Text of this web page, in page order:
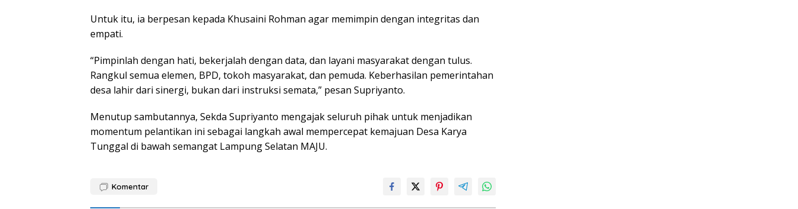
Untuk itu, ia berpesan kepada Khusaini Rohman agar memimpin dengan integritas dan
empati.
“Pimpinlah dengan hati, bekerjalah dengan data, dan layani masyarakat dengan tulus.
Rangkul semua elemen, BPD, tokoh masyarakat, dan pemuda. Keberhasilan pemerintahan
desa lahir dari sinergi, bukan dari instruksi semata,” pesan Supriyanto.
Menutup sambutannya, Sekda Supriyanto mengajak seluruh pihak untuk menjadikan
momentum pelantikan ini sebagai langkah awal mempercepat kemajuan Desa Karya
Tunggal di bawah semangat Lampung Selatan MAJU.
Komentar